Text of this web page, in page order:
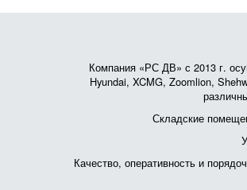
Компания «РС ДВ» с 2013 г.
Hyundai, XCMG, Zoomlion,
Складские
Качество, оперативность и